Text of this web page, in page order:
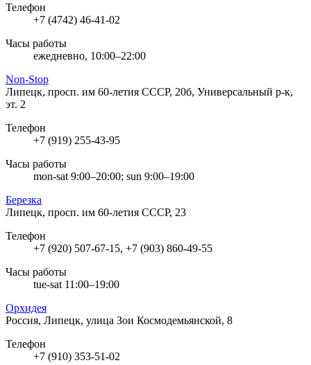
Телефон
+7 (4742) 46-41-02
Часы работы
ежедневно, 10:00–22:00
Non-Stop
Липецк, просп. им 60-летия СССР, 20б, Универсальный р-к,
эт. 2
Телефон
+7 (919) 255-43-95
Часы работы
mon-sat 9:00–20:00; sun 9:00–19:00
Березка
Липецк, просп. им 60-летия СССР, 23
Телефон
+7 (920) 507-67-15, +7 (903) 860-49-55
Часы работы
tue-sat 11:00–19:00
Орхидея
Россия, Липецк, улица Зои Космодемьянской, 8
Телефон
+7 (910) 353-51-02